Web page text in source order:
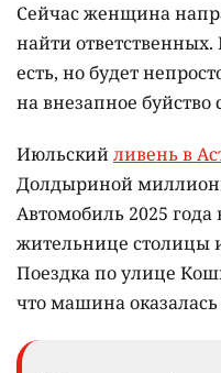
Сейчас женщина
найти
есть, но будет
на внезапное буйство
Июльскийливень в
Долдыриной
Автомобиль 2025
жительнице столицы
Поездка по улице
что машина оказалась